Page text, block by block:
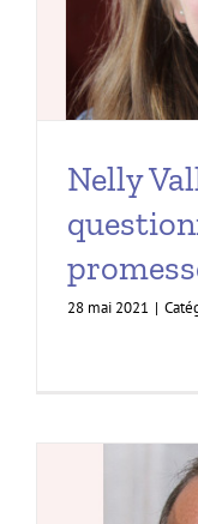
Nelly
28 mai 2021 |